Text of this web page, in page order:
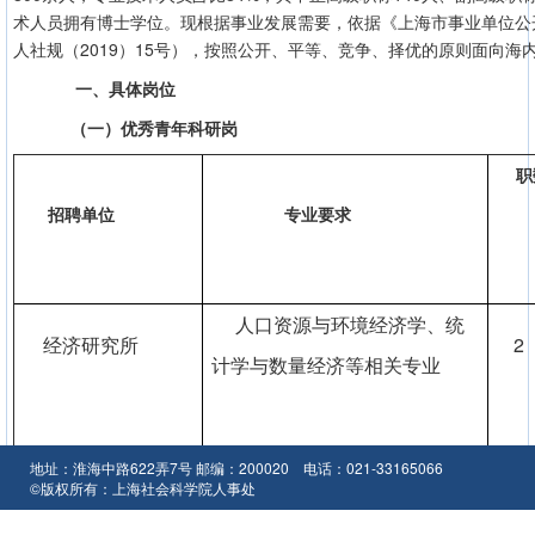
术人员拥有博士学位。现根据事业发展需要，依据《上海市事业单位
人社规（2019）15号），按照公开、平等、竞争、择优的原则面向海
一、具体岗位
（一）优秀青年科研岗
招聘单位 专业要求
经济研究所
人口资源与环境经济学、统
计学与数量经济等相关专业
2
应用经济研究所 应用经济学相关学科
地址：淮海中路622弄7号 邮编：200020 电话：021-33165066
©版权所有：上海社会科学院人事处